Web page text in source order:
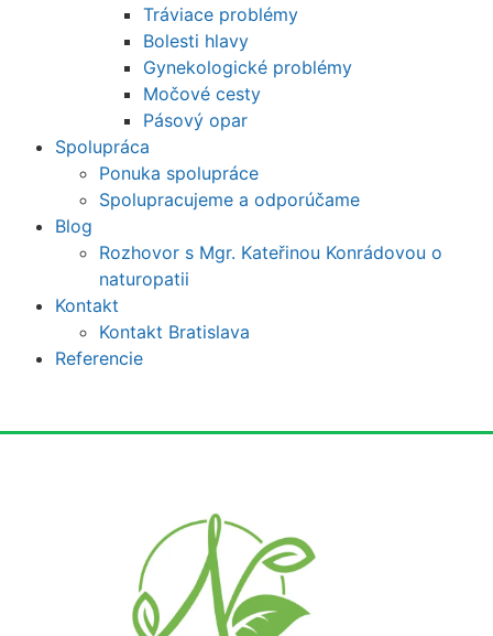
Tráviace problémy
Bolesti hlavy
Gynekologické problémy
Močové cesty
Pásový opar
Spolupráca
Ponuka spolupráce
Spolupracujeme a odporúčame
Blog
Rozhovor s Mgr. Kateřinou Konrádovou o
naturopatii
Kontakt
Kontakt Bratislava
Referencie